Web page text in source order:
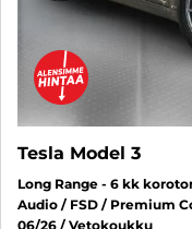
Tesla Model 3
Long Range - 6 kk
Audio / FSD / Premium
06/26 / Vetokoukku